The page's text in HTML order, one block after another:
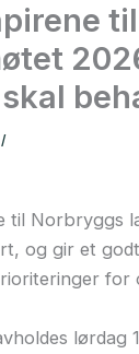
til
/
til Norbryggs
og gir et
for
lørdag